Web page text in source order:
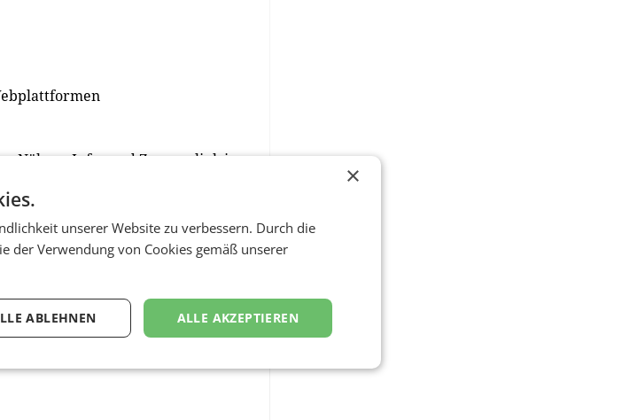
Nähere Infos und Zugangslink im
×
unserer Website zu verbessern. Durch die
der Verwendung von Cookies gemäß unserer
ALLE AKZEPTIEREN
ABLEHNEN